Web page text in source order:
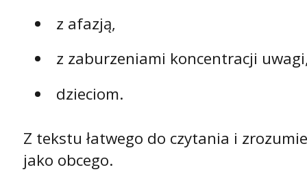
z afazją,
z zaburzeniami koncentracji
dzieciom.
Z tekstu łatwego do czytania i
jako obcego.